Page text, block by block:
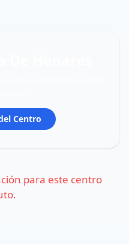
Centro
para este centro